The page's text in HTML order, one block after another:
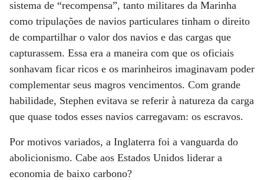
sistema de “recompensa”, tanto militares da Marinha
como tripulações de navios particulares tinham o direito
de compartilhar o valor dos navios e das cargas que
capturassem. Essa era a maneira com que os oficiais
sonhavam ficar ricos e os marinheiros imaginavam poder
complementar seus magros vencimentos. Com grande
habilidade, Stephen evitava se referir à natureza da carga
que quase todos esses navios carregavam: os escravos.
Por motivos variados, a Inglaterra foi a vanguarda do
abolicionismo. Cabe aos Estados Unidos liderar a
economia de baixo carbono?